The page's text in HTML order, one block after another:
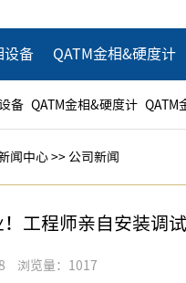
设备 QATM金相&硬度计
备 QATM金相&硬度计 QATM
闻中心 >> 公司新闻
工程师亲自安装调试
浏览量：1017